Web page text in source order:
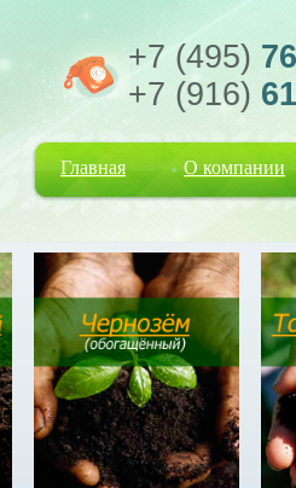
+7 (495)
+7 (916)
Главная О компании